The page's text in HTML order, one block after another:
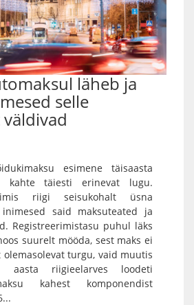
läheb ja
selle
esimene täisaasta
kahte täiesti erinevat lugu.
riigi seisukohalt üsna
said maksuteated ja
Registreerimistasu puhul läks
suurelt mööda, sest maks ei
turgu, vaid muutis
aasta riigieelarves loodeti
kahest komponendist